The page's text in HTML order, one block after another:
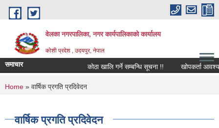
Skip to main content
वेलका नगरपालिका, नगर कार्यपालिकाको कार्यालय
कोशी प्रदेश , उदयपुर, नेपाल
समाचार कोठा खालि गर्ने सम्बन्धि सूचना !! खोपकर्ता आवश्यक्ता
You are here
Home » वार्षिक प्रगति प्रदिवेदन
वार्षिक प्रगति प्रदिवेदन